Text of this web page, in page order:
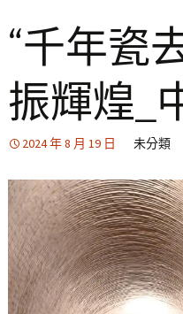
“千年瓷
振輝煌_
2024 年 8 月 19 日 未分類